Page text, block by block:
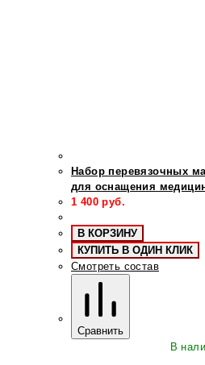
Набор перевязочных
для оснащения
1 400 руб.
В КОРЗИНУ
КУПИТЬ В ОДИН КЛИК
Смотреть состав
Сравнить
В